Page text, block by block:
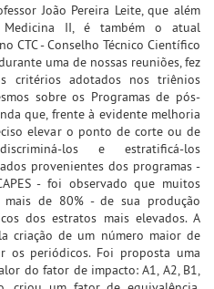
João Pereira Leite, que além
II, é também o atual
CTC - Conselho Técnico Científico
uma de nossas reuniões, fez
critérios adotados nos triênios
sobre os Programas de pós-
que, frente à evidente melhoria
elevar o ponto de corte ou de
los e estratificá-los
provenientes dos programas -
- foi observado que muitos
de 80% - de sua produção
dos estratos mais elevados. A
criação de um número maior de
os periódicos. Foi proposta uma
do fator de impacto: A1, A2, B1,